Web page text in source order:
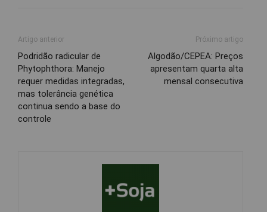
Artigo anterior
Podridão radicular de
Phytophthora: Manejo
requer medidas integradas,
mas tolerância genética
continua sendo a base do
controle
Próximo artigo
Algodão/CEPEA: Preços
apresentam quarta alta
mensal consecutiva